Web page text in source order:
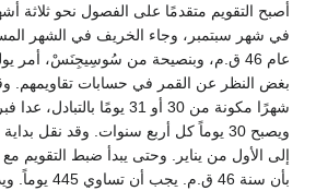
أصبح التقويم متقدمًا على الفصول نحو ثلاثة
في شهر سبتمبر، وجاء الخريف في الشهر
عام 46 ق.م، وبنصيحة من سُوسِيجِنَسْ، أمر
ويصبح 30 يوماً كل أربع سنوات. وقد نقل
إلى الأول من يناير. وحتى يبدأ ضبط التقويم
بأن سنة 46 ق.م.